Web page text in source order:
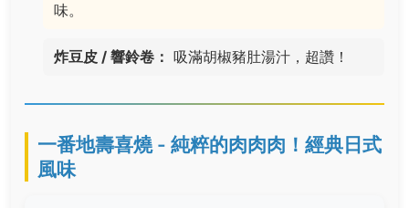
味。
炸豆皮 / 響鈴卷： 吸滿胡椒豬肚湯汁，超讚！
一番地壽喜燒 - 純粹的肉肉肉！經典日式
風味